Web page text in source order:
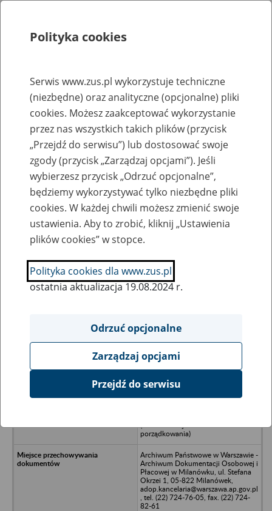
Rejestry, ewidencje i archiwa
Baza zlikwidowanych lub
przekształconych zakładów pracy
Nazwa zakładu pracy:
SZUKAJ
Ukryj wszystkie pozycje bazy
K&N Przedsiębiorstwo Usług
porządkowania)
Archiwum Państwowe w Warszawie -
Archiwum Dokumentacji Osobowej i
Płacowej w Milanówku, ul. Stefana
Okrzei 1, 05-822 Milanówek,
adop.kancelaria@warszawa.ap.gov.pl
, tel. (22) 724-76-05, fax. (22) 724-
82-61
Polityka cookies
Serwis www.zus.pl wykorzystuje techniczne
(niezbędne) oraz analityczne (opcjonalne) pliki
cookies. Możesz zaakceptować wykorzystanie
przez nas wszystkich takich plików (przycisk
„Przejdź do serwisu”) lub dostosować swoje
zgody (przycisk „Zarządzaj opcjami”). Jeśli
wybierzesz przycisk „Odrzuć opcjonalne”,
będziemy wykorzystywać tylko niezbędne pliki
cookies. W każdej chwili możesz zmienić swoje
ustawienia. Aby to zrobić, kliknij „Ustawienia
plików cookies” w stopce.
Polityka cookies dla www.zus.pl
ostatnia aktualizacja 19.08.2024 r.
Odrzuć opcjonalne
Zarządzaj opcjami
Przejdź do serwisu